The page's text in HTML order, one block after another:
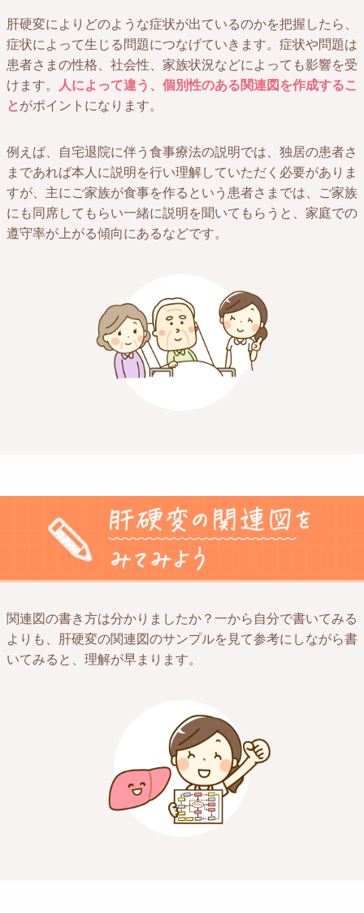
肝硬変によりどのような症状が出ているのかを把握したら、
症状によって生じる問題につなげていきます。症状や問題は
患者さまの性格、社会性、家族状況などによっても影響を受
けます。
人によって違う、個別性のある関連図を作成するこ
とがポイントになります。
例えば、自宅退院に伴う食事療法の説明では、独居の患者さ
まであれば本人に説明を行い理解していただく必要がありま
すが、主にご家族が食事を作るという患者さまでは、ご家族
にも同席してもらい一緒に説明を聞いてもらうと、家庭での
遵守率が上がる傾向にあるなどです。
関連図の書き方は分かりましたか？一から自分で書いてみる
よりも、肝硬変の関連図のサンプルを見て参考にしながら書
いてみると、理解が早まります。​